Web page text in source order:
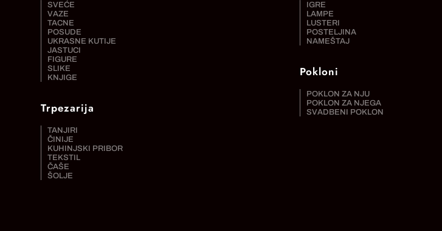
SVEĆE
VAZE
TACNE
POSUDE
UKRASNE KUTIJE
JASTUCI
FIGURE
SLIKE
KNJIGE
Trpezarija
TANJIRI
ČINIJE
KUHINJSKI PRIBOR
TEKSTIL
ČAŠE
ŠOLJE
IGRE
LAMPE
LUSTERI
POSTELJINA
NAMEŠTAJ
Pokloni
POKLON ZA NJU
POKLON ZA NJEGA
SVADBENI POKLON